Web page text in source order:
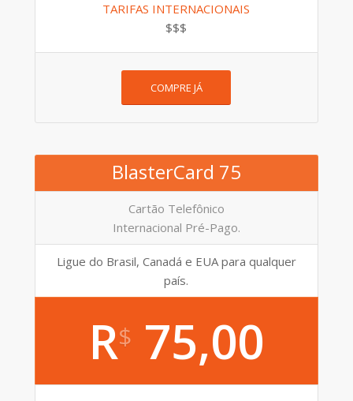
TARIFAS INTERNACIONAIS
$$$
COMPRE JÁ
BlasterCard 75
Cartão Telefônico
Internacional Pré-Pago.
Ligue do Brasil, Canadá e EUA para qualquer
país.
R$ 75,00